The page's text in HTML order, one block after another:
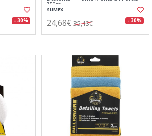
- 30%
750ml
SUMEX
24,68€ 35,13€ - 30%